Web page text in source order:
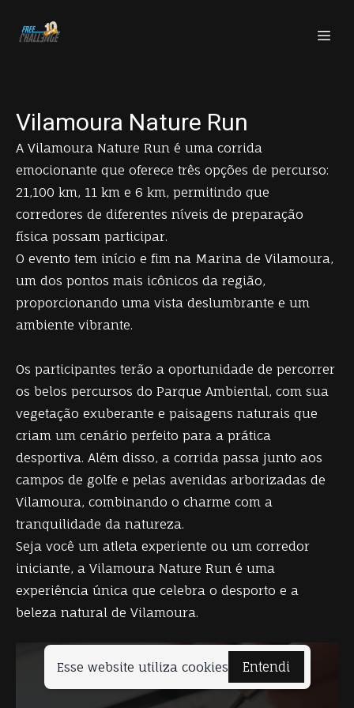
Vilamoura Nature Run
A Vilamoura Nature Run é uma corrida
emocionante que oferece três opções de percurso:
21,100 km, 11 km e 6 km, permitindo que
corredores de diferentes níveis de preparação
física possam participar.
O evento tem início e fim na Marina de Vilamoura,
um dos pontos mais icônicos da região,
proporcionando uma vista deslumbrante e um
ambiente vibrante.
Os participantes terão a oportunidade de percorrer
os belos percursos do Parque Ambiental, com sua
vegetação exuberante e paisagens naturais que
criam um cenário perfeito para a prática
desportiva. Além disso, a corrida passa junto aos
campos de golfe e pelas avenidas arborizadas de
Vilamoura, combinando o charme com a
tranquilidade da natureza.
Seja você um atleta experiente ou um corredor
iniciante, a Vilamoura Nature Run é uma
experiência única que celebra o desporto e a
beleza natural de Vilamoura.
Esse website utiliza cookies Entendi